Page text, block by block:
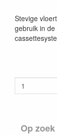
Stevige
gebruik in
Op